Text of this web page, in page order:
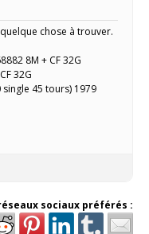
chose à trouver.
8M + CF 32G
32G
single 45 tours) 1979
sociaux préférés :